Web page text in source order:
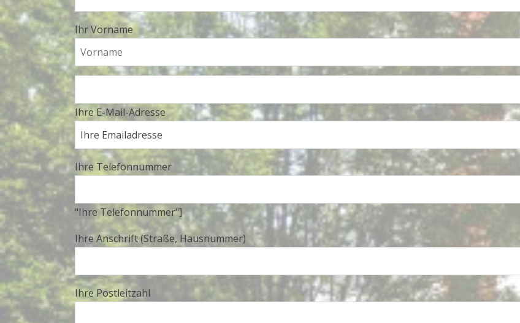
Ihr Vorname
Ihre E-Mail-Adresse
Ihre Telefonnummer
"Ihre Telefonnummer"]
Ihre Anschrift (Straße, Hausnummer)
Ihre Postleitzahl